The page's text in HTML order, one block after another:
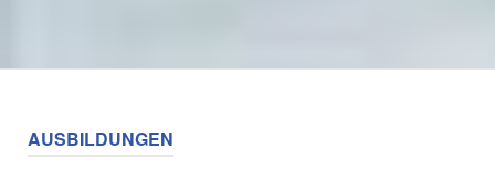
AUSBILDUNGEN